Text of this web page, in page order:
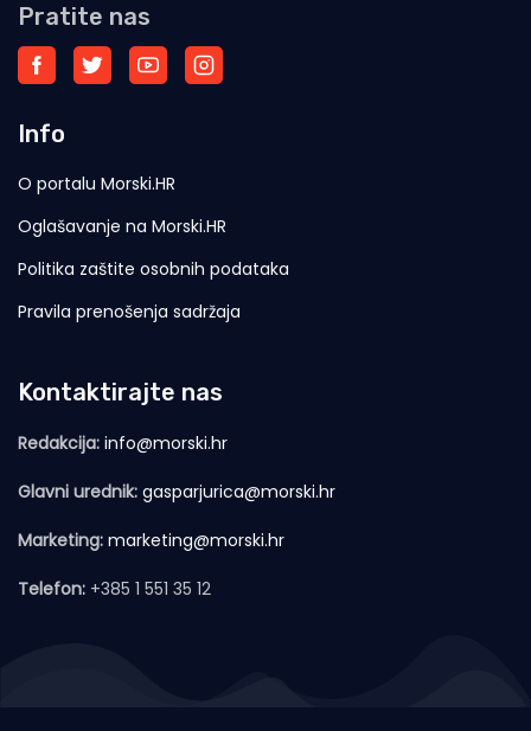
Pratite nas
Info
O portalu Morski.HR
Oglašavanje na Morski.HR
Politika zaštite osobnih podataka
Pravila prenošenja sadržaja
Kontaktirajte nas
Redakcija: info@morski.hr
Glavni urednik: gasparjurica@morski.hr
Marketing: marketing@morski.hr
Telefon: +385 1 551 35 12